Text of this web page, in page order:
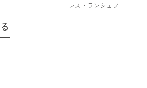
レストランシェフ